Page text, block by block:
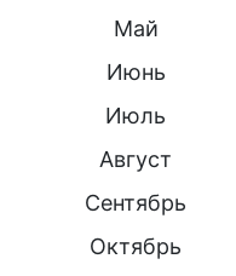
Май
Июнь
Июль
Август
Сентябрь
Октябрь